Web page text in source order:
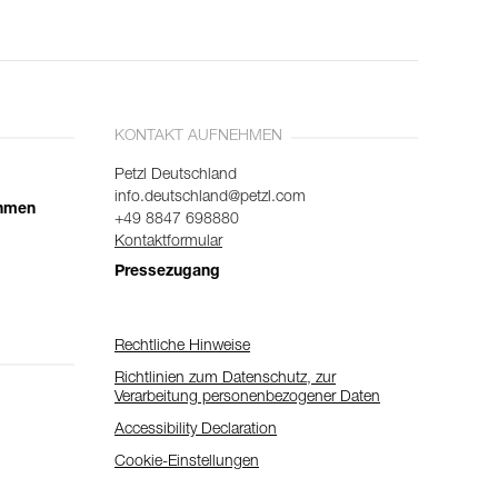
KONTAKT AUFNEHMEN
Petzl Deutschland
info.deutschland@petzl.com
+49 8847 698880
Kontaktformular
Pressezugang
Rechtliche Hinweise
Richtlinien zum Datenschutz, zur
Verarbeitung personenbezogener Daten
Accessibility Declaration
Cookie-Einstellungen